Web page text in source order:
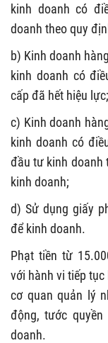
kinh doanh có
doanh theo quy
b) Kinh doanh
kinh doanh có
cấp đã hết hiệu lực;
c) Kinh doanh
kinh doanh có
đầu tư kinh doanh
kinh doanh;
d) Sử dụng giấy
để kinh doanh.
Phạt tiền từ
với hành vi tiếp
cơ quan quản lý
động, tước
doanh.